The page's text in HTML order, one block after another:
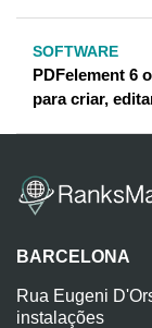
SOFTWARE
PDFelement 6
para criar,
BARCELONA
Rua Eugeni
instalações